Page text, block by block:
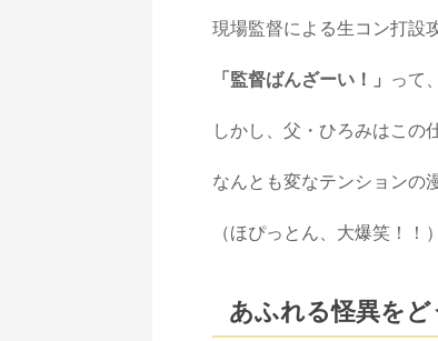
現場監督による生コン打設
「監督ばんざーい！」 って
しかし、父・ひろみはこの
なんとも変なテンションの
（ほぴっとん、大爆笑！！）
あふれる怪異を